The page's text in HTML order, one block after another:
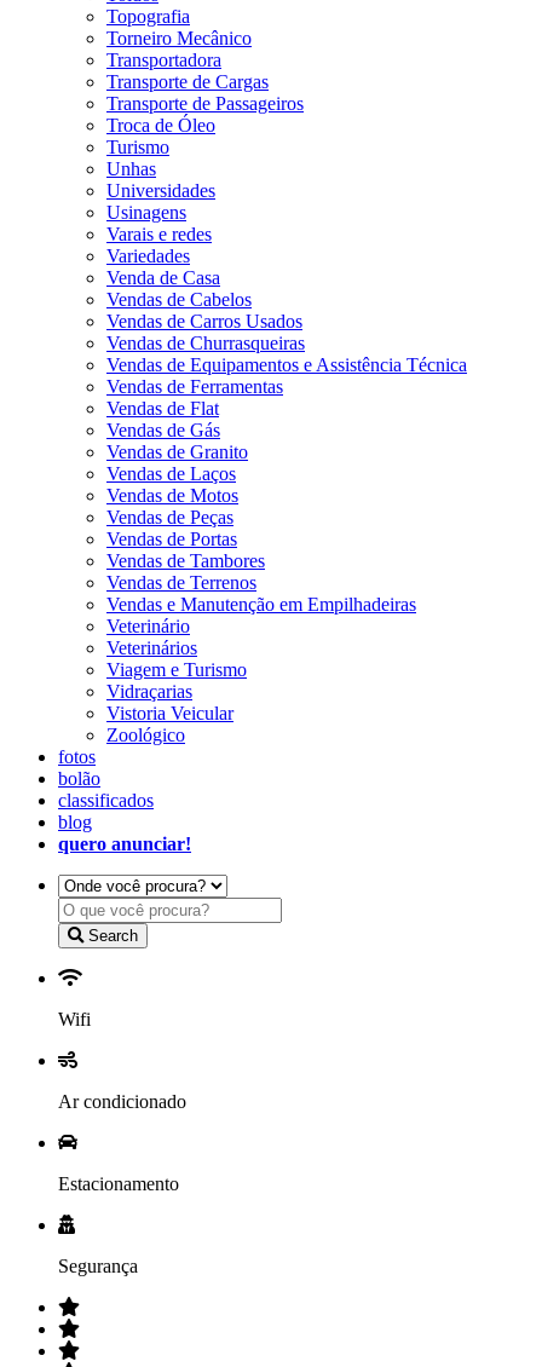
Topografia
Torneiro Mecânico
Transportadora
Transporte de Cargas
Transporte de Passageiros
Troca de Óleo
Turismo
Unhas
Universidades
Usinagens
Varais e redes
Variedades
Venda de Casa
Vendas de Cabelos
Vendas de Carros Usados
Vendas de Churrasqueiras
Vendas de Equipamentos e Assistência Técnica
Vendas de Ferramentas
Vendas de Flat
Vendas de Gás
Vendas de Granito
Vendas de Laços
Vendas de Motos
Vendas de Peças
Vendas de Portas
Vendas de Tambores
Vendas de Terrenos
Vendas e Manutenção em Empilhadeiras
Veterinário
Veterinários
Viagem e Turismo
Vidraçarias
Vistoria Veicular
Zoológico
fotos
bolão
classificados
blog
quero anunciar!
Search
Wifi
Ar condicionado
Estacionamento
Segurança